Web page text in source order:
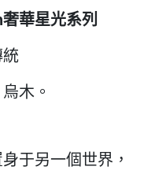
華星光系列
統
木。
于另一個世界，